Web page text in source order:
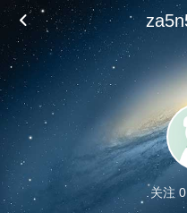
关注 0